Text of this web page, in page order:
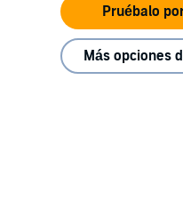
Pruébalo
Más opciones